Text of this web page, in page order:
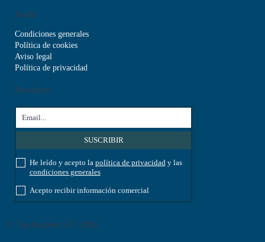
Ayuda
Condiciones generales
Política de cookies
Aviso legal
Política de privacidad
Newsletter
He leído y acepto la política de privacidady las
condiciones generales
Acepto recibir información comercial
© Top Kanaren SLU 2026